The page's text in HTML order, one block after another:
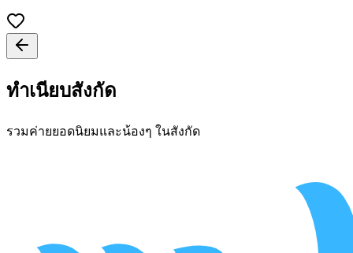
ทำเนียบสังกัด
รวมค่ายยอดนิยมและน้องๆ ในสังกัด